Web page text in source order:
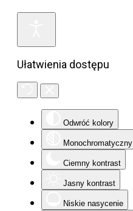
Ułatwienia dostępu
Odwróć kolory
Monochromatyczny
Ciemny kontrast
Jasny kontrast
Niskie nasycenie